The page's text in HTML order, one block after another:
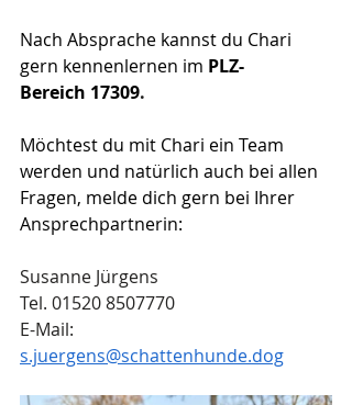
Nach Absprache kannst du Chari
gern kennenlernen im PLZ-
Bereich 17309.
Möchtest du mit Chari ein Team
werden und natürlich auch bei allen
Fragen, melde dich gern bei Ihrer
Ansprechpartnerin:
Susanne Jürgens
Tel. 01520 8507770
E-Mail:
s.juergens@schattenhunde.dog